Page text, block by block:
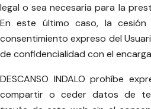
legal o sea necesaria para la
En este último caso, la
consentimiento expreso del
de confidencialidad con el
DESCANSO INDALO prohíbe
compartir o ceder datos de